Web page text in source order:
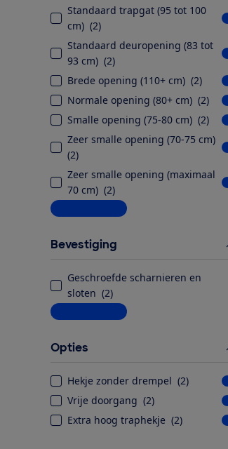
Standaard trapgat (95 tot 100
cm) (2)
Standaard deuropening (83 tot
93 cm) (2)
Brede opening (110+ cm) (2)
Normale opening (80+ cm) (2)
Smalle opening (75-80 cm) (2)
Zeer smalle opening (70-75 cm)
(2)
Zeer smalle opening (maximaal
70 cm) (2)
Meer informatie
Bevestiging
Geschroefde scharnieren en
sloten (2)
Meer informatie
Opties
Hekje zonder drempel (2)
Vrije doorgang (2)
Extra hoog traphekje (2)